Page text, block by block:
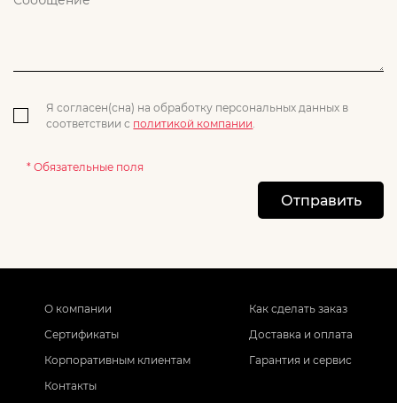
Я согласен(сна) на обработку персональных данных в
соответствии с политикой компании
* Обязательные поля
Отправить
О компании
Сертификаты
Корпоративным клиентам
Контакты
Как сделать заказ
Доставка и оплата
Гарантия и сервис